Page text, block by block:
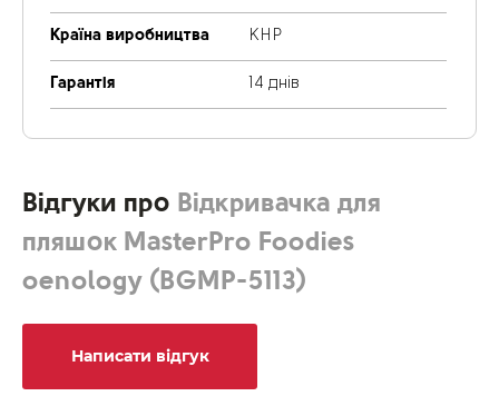
Країна виробництва КНР
Гарантія 14 днів
Відгуки про Відкривачка для
пляшок MasterPro Foodies
oenology (BGMP-5113)
Написати відгук